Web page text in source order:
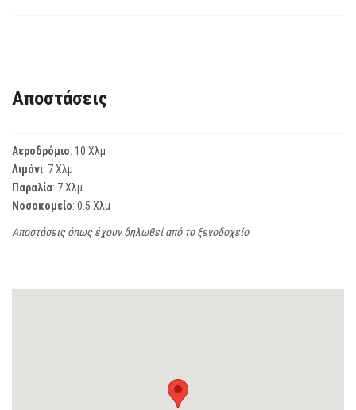
Αποστάσεις
Αεροδρόμιο: 10 Χλμ
Λιμάνι: 7 Χλμ
Παραλία: 7 Χλμ
Νοσοκομείο: 0.5 Χλμ
Αποστάσεις όπως έχουν δηλωθεί από το ξενοδοχείο